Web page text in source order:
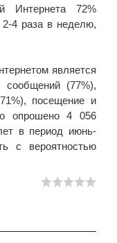
Интернета 72%
4 раза в неделю,
является
сообщений (77%),
посещение и
опрошено 4 056
в период июнь-
с вероятностью